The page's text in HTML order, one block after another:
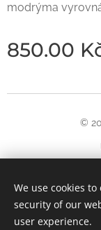
modrýma
850.00
©
We use cookies
security of our
user experience.